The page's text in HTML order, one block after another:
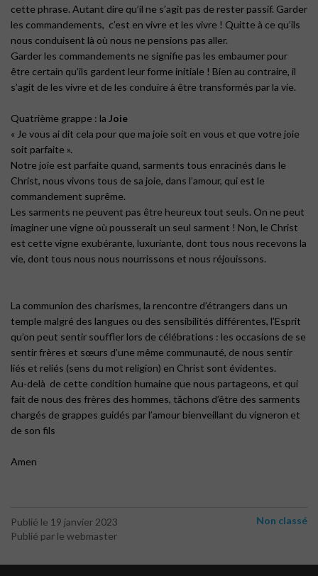
cette phrase. Autant dire qu’il ne s’agit pas de rester passif. Garder
les commandements, c’est en vivre et les vivre ! Quitte à ce qu’ils
nous conduisent là où nous ne pensions pas aller.
Garder les commandements ne signifie pas les embaumer pour
être certain qu’ils gardent leur forme initiale ! Bien au contraire, il
s’agit de les vivre et de les conduire à être transformés par la vie.
Quatrième grappe : la Joie
« Je vous ai dit cela pour que ma joie soit en vous et que votre joie
soit parfaite ».
Notre joie est parfaite quand, sarments tous enracinés dans le
Christ, nous vivons tous de sa joie, dans l’amour, qui est le
commandement suprême.
Les sarments ne peuvent pas être heureux tout seuls. On ne peut
imaginer une vigne où pousserait un seul sarment ! Non, le Christ
est cette vigne exubérante, luxuriante, dont tous nous recevons la
vie, dont tous nous nous nourrissons et nous réjouissons.
La communion des charismes, la rencontre d’étrangers dans un
temple malgré des langues ou des sensibilités différentes, l’Esprit
qu’on peut sentir souffler lors de célébrations : les occasions de se
sentir frères et sœurs d’une même communauté, de nous sentir
liés et reliés (sens du mot religion) en Christ sont évidentes.
Au-delà de cette condition humaine que nous partageons, et qui
fait de nous des frères des hommes, tâchons d’être des sarments
chargés de grappes guidés par l’amour bienveillant du vigneron et
de son fils
Amen
Publié le 19 janvier 2023
Publié par le webmaster
Non classé